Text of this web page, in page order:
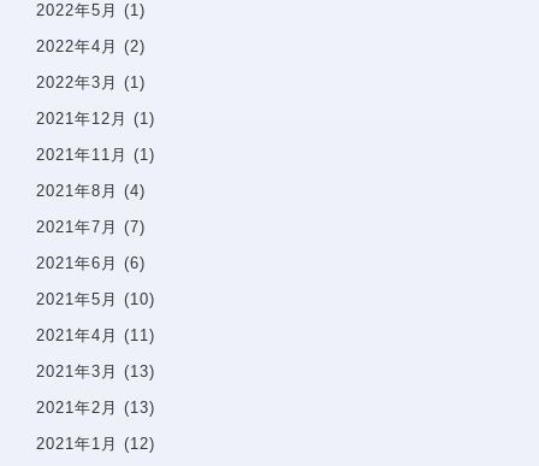
お知らせ・ブログ
無料相談予約
プライバシーポリシー
問診票
2022年5月 (1)
2022年4月 (2)
2022年3月 (1)
2021年12月 (1)
2021年11月 (1)
2021年8月 (4)
2021年7月 (7)
2021年6月 (6)
2021年5月 (10)
2021年4月 (11)
2021年3月 (13)
2021年2月 (13)
2021年1月 (12)